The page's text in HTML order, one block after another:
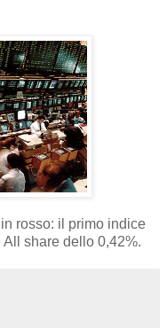
rosso: il primo indice
share dello 0,42%.